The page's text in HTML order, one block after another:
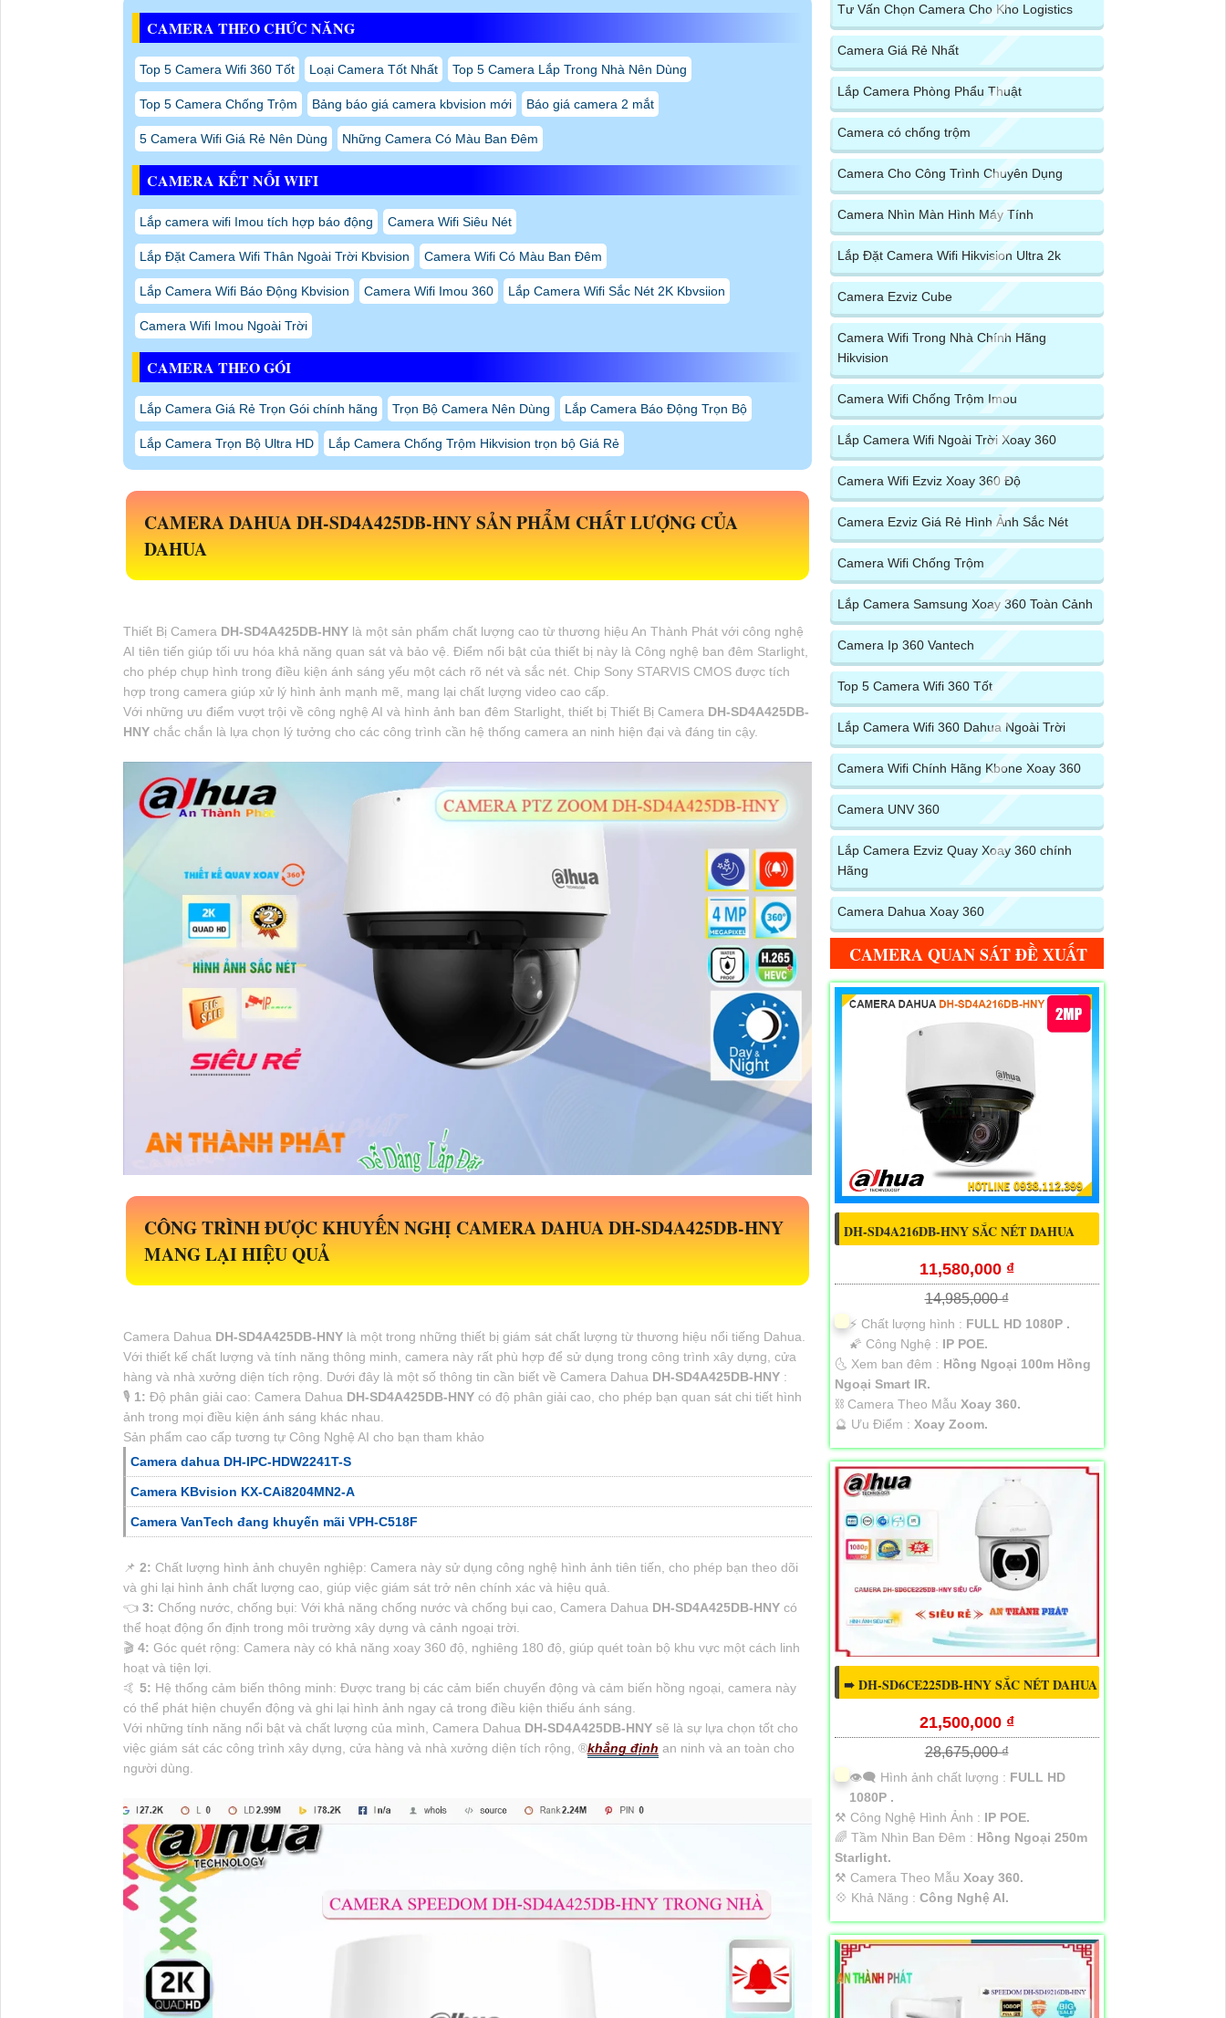
CAMERA THEO CHỨC NĂNG
Top 5 Camera Wifi 360 Tốt Loại Camera Tốt Nhất Top 5 Camera Lắp Trong Nhà Nên Dùng
Top 5 Camera Chống Trộm Bảng báo giá camera kbvision mới Báo giá camera 2 mắt
5 Camera Wifi Giá Rẻ Nên Dùng Những Camera Có Màu Ban Đêm
CAMERA KẾT NỐI WIFI
Lắp camera wifi Imou tích hợp báo động Camera Wifi Siêu Nét
Lắp Đặt Camera Wifi Thân Ngoài Trời Kbvision Camera Wifi Có Màu Ban Đêm
Lắp Camera Wifi Báo Động Kbvision Camera Wifi Imou 360 Lắp Camera Wifi Sắc Nét 2K Kbvsiion
Camera Wifi Imou Ngoài Trời
CAMERA THEO GÓI
Lắp Camera Giá Rẻ Trọn Gói chính hãng Trọn Bộ Camera Nên Dùng Lắp Camera Báo Động Trọn Bộ
Lắp Camera Trọn Bộ Ultra HD Lắp Camera Chống Trộm Hikvision trọn bộ Giá Rẻ
CAMERA DAHUADH-SD4A425DB-HNYSẢN PHẨM CHẤT LƯỢNG CỦA
DAHUA
Thiết Bị Camera DH-SD4A425DB-HNY là một sản phẩm chất lượng cao từ thương hiệu An Thành Phát với công nghệ
AI tiên tiến giúp tối ưu hóa khả năng quan sát và bảo vệ. Điểm nổi bật của thiết bị này là Công nghệ ban đêm Starlight,
cho phép chụp hình trong điều kiện ánh sáng yếu một cách rõ nét và sắc nét. Chip Sony STARVIS CMOS được tích
hợp trong camera giúp xử lý hình ảnh mạnh mẽ, mang lại chất lượng video cao cấp.
Với những ưu điểm vượt trội về công nghệ AI và hình ảnh ban đêm Starlight, thiết bị Thiết Bị Camera DH-SD4A425DB-
HNY chắc chắn là lựa chọn lý tưởng cho các công trình cần hệ thống camera an ninh hiện đại và đáng tin cậy.
CÔNG TRÌNH ĐƯỢC KHUYẾN NGHỊ CAMERA DAHUADH-SD4A425DB-HNY
MANG LẠI HIỆU QUẢ
Camera Dahua DH-SD4A425DB-HNY là một trong những thiết bị giám sát chất lượng từ thương hiệu nổi tiếng Dahua.
Với thiết kế chất lượng và tính năng thông minh, camera này rất phù hợp để sử dụng trong công trình xây dựng, cửa
hàng và nhà xưởng diện tích rộng. Dưới đây là một số thông tin cần biết về Camera Dahua DH-SD4A425DB-HNY :
🎙 1: Độ phân giải cao: Camera Dahua DH-SD4A425DB-HNY có độ phân giải cao, cho phép bạn quan sát chi tiết hình
ảnh trong mọi điều kiện ánh sáng khác nhau.
Sản phẩm cao cấp tương tự Công Nghệ AI cho bạn tham khảo
Camera dahua DH-IPC-HDW2241T-S
Camera KBvision KX-CAi8204MN2-A
Camera VanTech đang khuyến mãi VPH-C518F
📌 2: Chất lượng hình ảnh chuyên nghiệp: Camera này sử dụng công nghệ hình ảnh tiên tiến, cho phép bạn theo dõi
và ghi lại hình ảnh chất lượng cao, giúp việc giám sát trở nên chính xác và hiệu quả.
👈 3: Chống nước, chống bụi: Với khả năng chống nước và chống bụi cao, Camera Dahua DH-SD4A425DB-HNY có
thể hoạt động ổn định trong môi trường xây dựng và cảnh ngoại trời.
🎬 4: Góc quét rộng: Camera này có khả năng xoay 360 độ, nghiêng 180 độ, giúp quét toàn bộ khu vực một cách linh
hoạt và tiện lợi.
️🤙 5: Hệ thống cảm biến thông minh: Được trang bị các cảm biến chuyển động và cảm biến hồng ngoại, camera này
có thể phát hiện chuyển động và ghi lại hình ảnh ngay cả trong điều kiện thiếu ánh sáng.
Với những tính năng nổi bật và chất lượng của mình, Camera Dahua DH-SD4A425DB-HNY sẽ là sự lựa chọn tốt cho
việc giám sát các công trình xây dựng, cửa hàng và nhà xưởng diện tích rộng, ®️khẳng định an ninh và an toàn cho
người dùng.
Tư Vấn Chọn Camera Cho Kho Logistics
Camera Giá Rẻ Nhất
Lắp Camera Phòng Phẩu Thuật
Camera có chống trộm
Camera Cho Công Trình Chuyên Dụng
Camera Nhìn Màn Hình Máy Tính
Lắp Đặt Camera Wifi Hikvision Ultra 2k
Camera Ezviz Cube
Camera Wifi Trong Nhà Chính Hãng
Hikvision
Camera Wifi Chống Trộm Imou
Lắp Camera Wifi Ngoài Trời Xoay 360
Camera Wifi Ezviz Xoay 360 Độ
Camera Ezviz Giá Rẻ Hình Ảnh Sắc Nét
Camera Wifi Chống Trộm
Lắp Camera Samsung Xoay 360 Toàn Cảnh
Camera Ip 360 Vantech
Top 5 Camera Wifi 360 Tốt
Lắp Camera Wifi 360 Dahua Ngoài Trời
Camera Wifi Chính Hãng Kbone Xoay 360
Camera UNV 360
Lắp Camera Ezviz Quay Xoay 360 chính
Hãng
Camera Dahua Xoay 360
CAMERA QUAN SÁT ĐỀ XUẤT
DH-SD4A216DB-HNY SẮC NÉT DAHUA
11,580,000 ₫
14,985,000 ₫
️⚡ Chất lượng hình : FULL HD 1080P .
🌠 Công Nghệ : IP POE.
🌜 Xem ban đêm : Hồng Ngoại 100m Hồng
Ngoại Smart IR.
⛓ Camera Theo Mẫu Xoay 360.
️🔮 Ưu Điểm : Xoay Zoom.
➠ DH-SD6CE225DB-HNY SẮC NÉT DAHUA
21,500,000 ₫
28,675,000 ₫
👁️‍🗨 Hình ảnh chất lượng : FULL HD
1080P .
⚒ Công Nghệ Hình Ảnh : IP POE.
🌈 Tầm Nhìn Ban Đêm : Hồng Ngoại 250m
Starlight.
⚒ Camera Theo Mẫu Xoay 360.
️💠 Khả Năng : Công Nghệ AI.